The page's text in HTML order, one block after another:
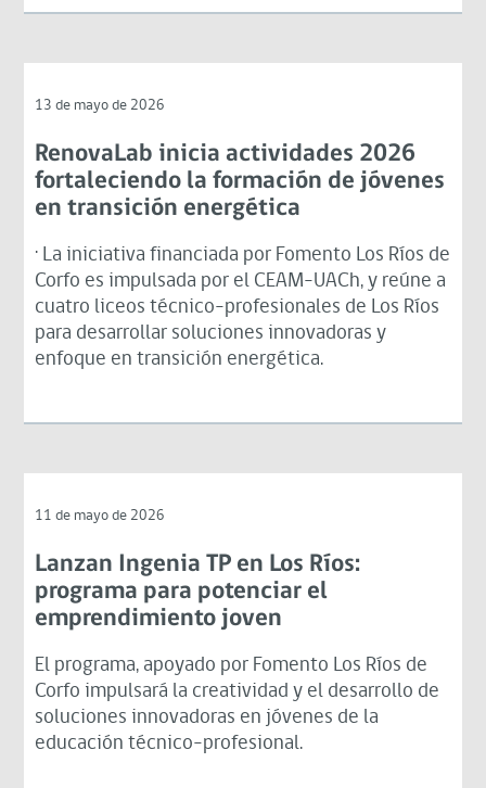
13 de mayo de 2026
RenovaLab inicia actividades 2026
fortaleciendo la formación de jóvenes
en transición energética
· La iniciativa financiada por Fomento Los Ríos de
Corfo es impulsada por el CEAM-UACh, y reúne a
cuatro liceos técnico-profesionales de Los Ríos
para desarrollar soluciones innovadoras y
enfoque en transición energética.
11 de mayo de 2026
Lanzan Ingenia TP en Los Ríos:
programa para potenciar el
emprendimiento joven
El programa, apoyado por Fomento Los Ríos de
Corfo impulsará la creatividad y el desarrollo de
soluciones innovadoras en jóvenes de la
educación técnico-profesional.